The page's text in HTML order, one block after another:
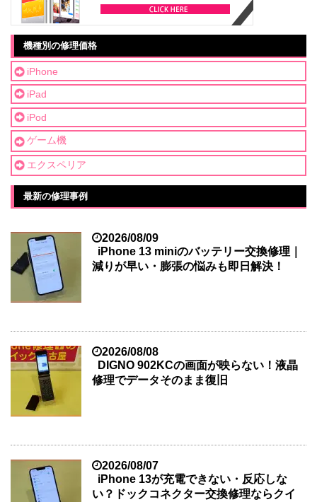
機種別の修理価格
iPhone
iPad
iPod
ゲーム機
エクスペリア
最新の修理事例
2026/08/09
iPhone 13 miniのバッテリー交換修理｜
減りが早い・膨張の悩みも即日解決！
2026/08/08
DIGNO 902KCの画面が映らない！液晶
修理でデータそのまま復旧
2026/08/07
iPhone 13が充電できない・反応しな
い？ドックコネクター交換修理ならクイ